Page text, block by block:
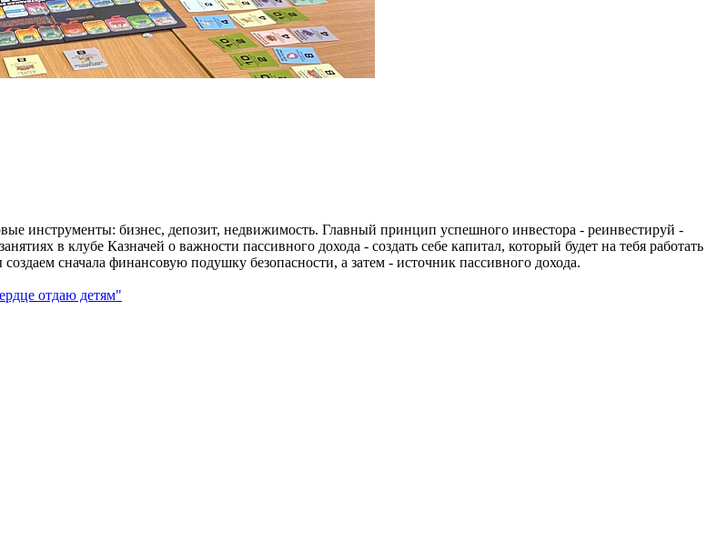
инструменты: бизнес, депозит, недвижимость. Главный принцип успешного инвестора - реинвестируй -
в клубе Казначей о важности пассивного дохода - создать себе капитал, который будет на тебя работать
сначала финансовую подушку безопасности, а затем - источник пассивного дохода.
отдаю детям"